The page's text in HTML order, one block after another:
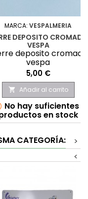
MARCA: VESPALMERIA
DEPOSITO CROMADO
VESPA
deposito cromado
vespa
Precio
5,00 €
 Añadir al carrito
No hay suficientes
en stock
CATEGORÍA:
>
<